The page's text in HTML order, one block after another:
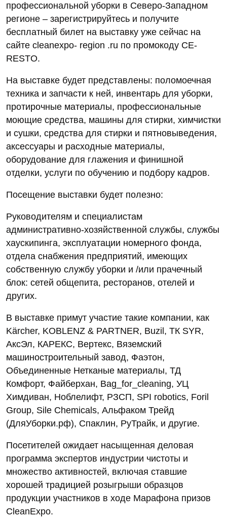
профессиональной уборки в Северо-Западном
регионе – зарегистрируйтесь и получите
бесплатный билет на выставку уже сейчас на
сайте cleanexpo- region .ru по промокоду CE-
RESTO.
На выставке будет представлены: поломоечная
техника и запчасти к ней, инвентарь для уборки,
протирочные материалы, профессиональные
моющие средства, машины для стирки, химчистки
и сушки, средства для стирки и пятновыведения,
аксессуары и расходные материалы,
оборудование для глажения и финишной
отделки, услуги по обучению и подбору кадров.
Посещение выставки будет полезно:
Руководителям и специалистам
административно-хозяйственной службы, службы
хаускипинга, эксплуатации номерного фонда,
отдела снабжения предприятий, имеющих
собственную службу уборки и /или прачечный
блок: сетей общепита, ресторанов, отелей и
других.
В выставке примут участие такие компании, как
Kärcher, KOBLENZ & PARTNER, Buzil, ТК SYR,
АксЭл, КАРЕКС, Вертекс, Вяземский
машиностроительный завод, Фаэтон,
Объединенные Нетканые материалы, ТД
Комфорт, Файберхан, Bag_for_cleaning, УЦ
Химдиван, Ноблелифт, РЗСП, SPI robotics, Foril
Group, Sile Chemicals, Альфаком Трейд
(ДляУборки.рф), Спаклин, РуТрайк, и другие.
Посетителей ожидает насыщенная деловая
программа экспертов индустрии чистоты и
множество активностей, включая ставшие
хорошей традицией розыгрыши образцов
продукции участников в ходе Марафона призов
CleanExpo.